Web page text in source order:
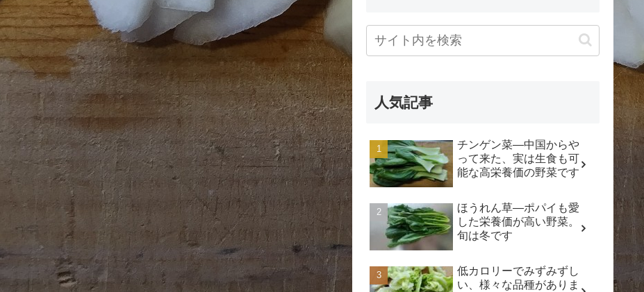
人気記事
チンゲン菜―中国からや
って来た、実は生食も可
能な高栄養価の野菜です
ほうれん草―ポパイも愛
した栄養価が高い野菜。
旬は冬です
低カロリーでみずみずし
い、様々な品種がありま